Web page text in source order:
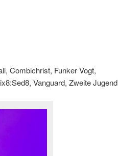
Combichrist, Funker Vogt,
Vanguard, Zweite Jugend